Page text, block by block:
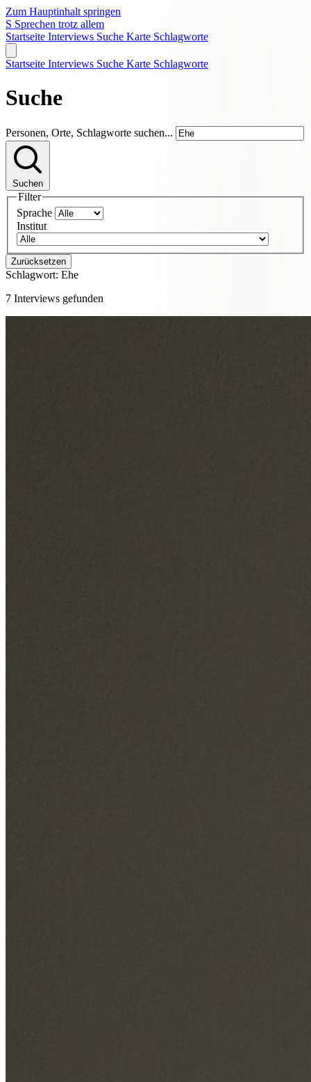
Zum Hauptinhalt springen
S Sprechen trotz allem
Startseite Interviews Suche Karte Schlagworte
Startseite Interviews Suche Karte Schlagworte
Suche
Personen, Orte, Schlagworte suchen...
Suchen
Filter
Sprache
Institut
Zurücksetzen
Schlagwort: Ehe
7 Interviews gefunden